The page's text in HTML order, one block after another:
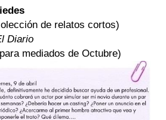
de relatos cortos)
Diario
mediados de Octubre)